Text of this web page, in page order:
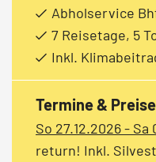
Abholservice
7 Reisetage, 5
Inkl.
Termine & Preise
So 27.12.2026 - Sa
return! Inkl.